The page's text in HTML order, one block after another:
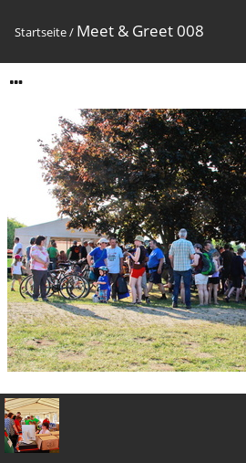
Startseite/ Meet & Greet 008